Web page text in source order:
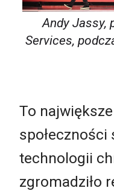
Andy Jassy,
Services,
To
społeczności
technologii
zgromadziło